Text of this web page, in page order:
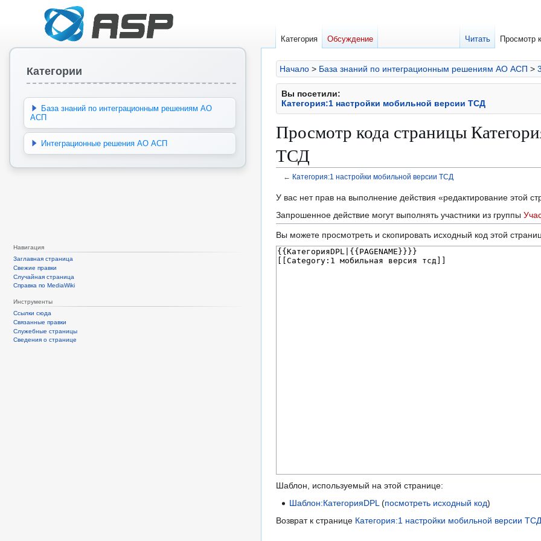
Начало > База знаний по интеграционным решениям АО АСП >
Вы посетили:
Категория:1 настройки мобильной версии ТСД
Просмотр кода страницы
ТСД
← Категория:1 настройки мобильной версии ТСД
Перейти
к
навигации
Перейти
к
поиску
У вас нет прав на выполнение действия «редактирование этой
Запрошенное действие могут выполнять участники из группы
Вы можете просмотреть и скопировать исходный код этой
Шаблон, используемый на этой странице:
Шаблон:КатегорияDPL(посмотреть исходный код)
Возврат к странице Категория:1 настройки мобильной версии ТСД
Категория Обсуждение Читать Просмотр
Категории
База знаний по интеграционным решениям АО
АСП
Интеграционные решения АО АСП
Навигация
Заглавная страница
Свежие правки
Случайная страница
Справка по MediaWiki
Инструменты
Ссылки сюда
Связанные правки
Служебные страницы
Сведения о странице